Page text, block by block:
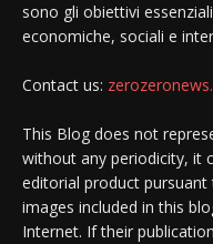
sono gli obiettivi
economiche, sociali e
Contact us:
This Blog does not
without any periodicity, it
editorial product
images included in this
Internet. If their